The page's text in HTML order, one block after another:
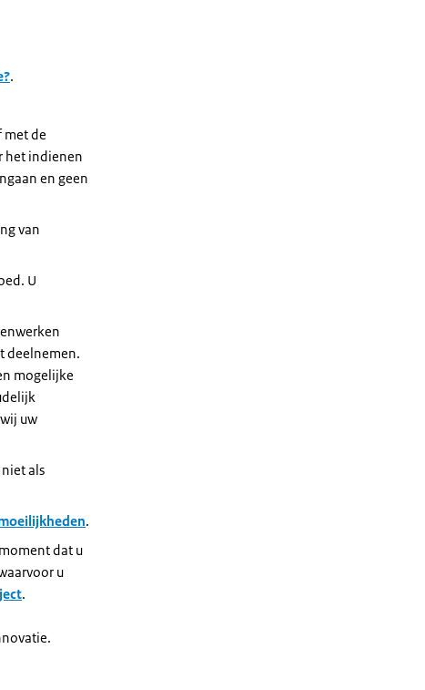
.
met de
het indienen
en geen
van
U
deelnemen.
mogelijke
uw
als
.
dat u
u
.